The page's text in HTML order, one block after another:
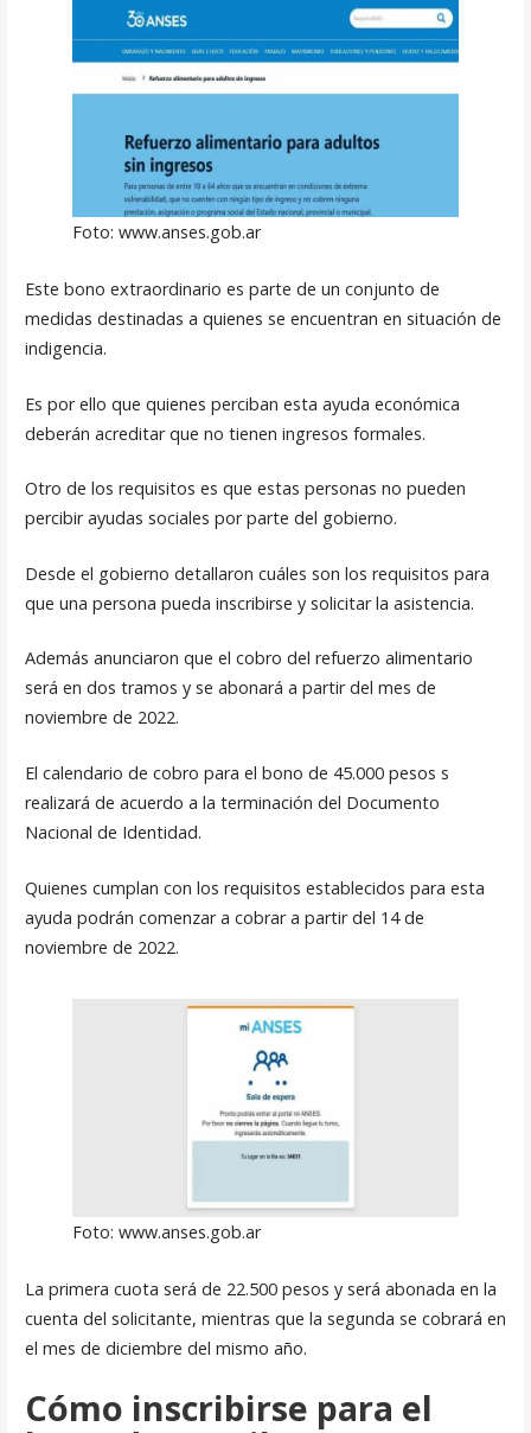
Foto: www.anses.gob.ar
Este bono extraordinario es parte de un conjunto de
medidas destinadas a quienes se encuentran en situación de
indigencia.
Es por ello que quienes perciban esta ayuda económica
deberán acreditar que no tienen ingresos formales.
Otro de los requisitos es que estas personas no pueden
percibir ayudas sociales por parte del gobierno.
Desde el gobierno detallaron cuáles son los requisitos para
que una persona pueda inscribirse y solicitar la asistencia.
Además anunciaron que el cobro del refuerzo alimentario
será en dos tramos y se abonará a partir del mes de
noviembre de 2022.
El calendario de cobro para el bono de 45.000 pesos s
realizará de acuerdo a la terminación del Documento
Nacional de Identidad.
Quienes cumplan con los requisitos establecidos para esta
ayuda podrán comenzar a cobrar a partir del 14 de
noviembre de 2022.
Foto: www.anses.gob.ar
La primera cuota será de 22.500 pesos y será abonada en la
cuenta del solicitante, mientras que la segunda se cobrará en
el mes de diciembre del mismo año.
Cómo inscribirse para el